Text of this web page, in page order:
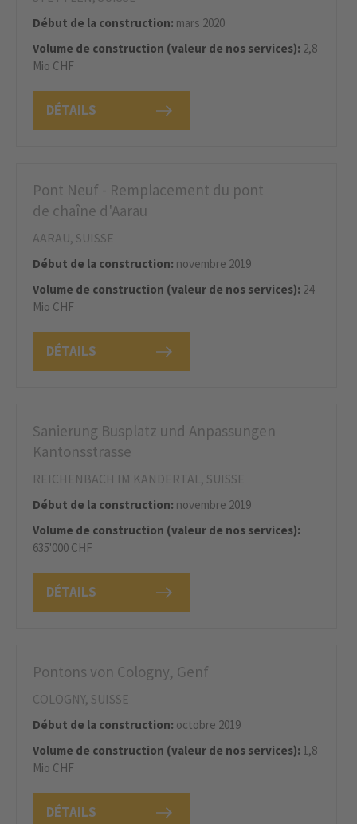
DÉTAILS
Début de la construction: mars 2020
Volume de construction (valeur de nos services): 2,8
Mio CHF
DÉTAILS
Pont Neuf - Remplacement du pont
de chaîne d'Aarau
AARAU, SUISSE
Début de la construction: novembre 2019
Volume de construction (valeur de nos services): 24
Mio CHF
DÉTAILS
Sanierung Busplatz und Anpassungen
Kantonsstrasse
REICHENBACH IM KANDERTAL, SUISSE
Début de la construction: novembre 2019
Volume de construction (valeur de nos services):
635'000 CHF
DÉTAILS
Pontons von Cologny, Genf
COLOGNY, SUISSE
Début de la construction: octobre 2019
Volume de construction (valeur de nos services): 1,8
Mio CHF